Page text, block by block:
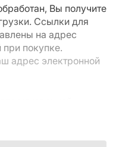
Вы получите
Ссылки для
на адрес
при покупке.
адрес электронной
или обмену после их
и задать все